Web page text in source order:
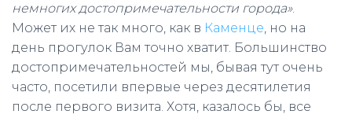
немногих достопримечательности города».
Может их не так много, как в Каменце, но на
день прогулок Вам точно хватит. Большинство
достопримечательностей мы, бывая тут очень
часто, посетили впервые через десятилетия
после первого визита. Хотя, казалось бы, все